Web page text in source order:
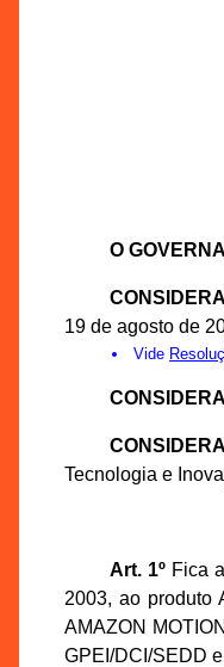
O
19 de agosto de
Vide
Tecnologia e
Art. 1ºFica
2003, ao produto
AMAZON
GPEI/DCI/SEDD